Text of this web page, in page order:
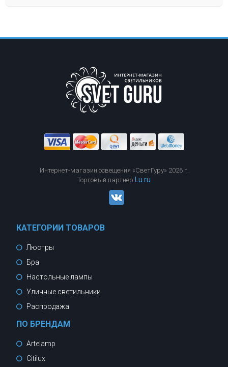
Интернет-магазин освещения «СветГуру» 2026 г.
Торговый партнер Lu.ru
КАТЕГОРИИ ТОВАРОВ
Люстры
Бра
Настольные лампы
Уличные светильники
Распродажа
ПО БРЕНДАМ
Artelamp
Citilux